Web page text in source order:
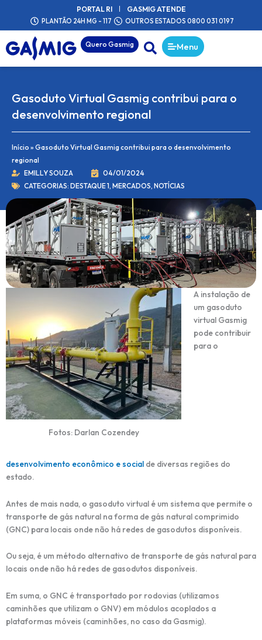
o
conteúdo
PORTAL RI GASMIG ATENDE
PLANTÃO 24H MG - 117 OUTROS ESTADOS 0800 031 0197
Quero Gasmig Menu
Gasoduto Virtual Gasmig contribui para o
desenvolvimento regional
Início » Gasoduto Virtual Gasmig contribui para o desenvolvimento
regional
EMILLY SOUZA
04/01/2024
CATEGORIAS: DESTAQUE 1, MERCADOS, NOTÍCIAS
Fotos: Darlan Cozendey
A instalação de
um gasoduto
virtual Gasmig
pode contribuir
para o
desenvolvimento econômico e social de diversas regiões do
estado.
Antes de mais nada, o gasoduto virtual é um sistema que permite o
transporte de gás natural na forma de gás natural comprimido
(GNC) para locais onde não há redes de gasodutos disponíveis.
Ou seja, é um método alternativo de transporte de gás natural para
locais onde não há redes de gasodutos disponíveis.
Em suma, o GNC é transportado por rodovias (utilizamos
caminhões que utilizam o GNV) em módulos acoplados a
plataformas móveis (caminhões, no caso da Gasmig).